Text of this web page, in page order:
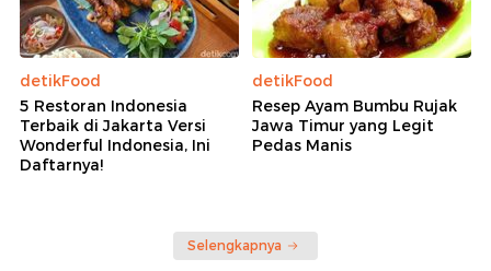
detikFood
5 Restoran Indonesia
Terbaik di Jakarta Versi
Wonderful Indonesia, Ini
Daftarnya!
detikFood
Resep Ayam Bumbu Rujak
Jawa Timur yang Legit
Pedas Manis
Selengkapnya